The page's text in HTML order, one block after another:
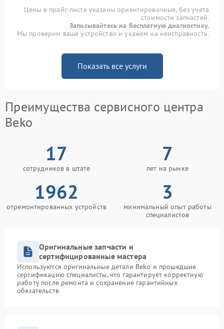
Цены в прайс-листе указаны ориентировочные, без учета
стоимости запчастей.
Записывайтесь на бесплатную диагностику.
Мы проверим ваше устройство и укажем на неисправность.
Показать все услуги
Преимущества сервисного центра
Beko
17
сотрудников в штате
7
лет на рынке
1962
отремонтированных устройств
3
минимальный опыт работы
специалистов
Оригинальные запчасти и
сертифицированные мастера
Используются оригинальные детали Beko и прошедшие
сертификацию специалисты, что гарантирует корректную
работу после ремонта и сохранение гарантийных
обязательств